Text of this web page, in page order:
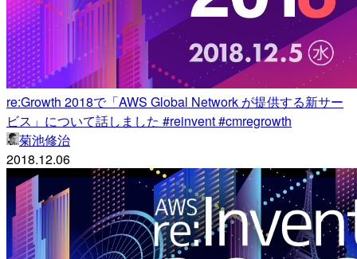
re:Growth 2018で「AWS Global Network が提供する新サー
ビス」について話しました #reinvent #cmregrowth
菊池修治
2018.12.06